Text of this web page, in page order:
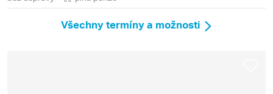
Všechny termíny a možnosti